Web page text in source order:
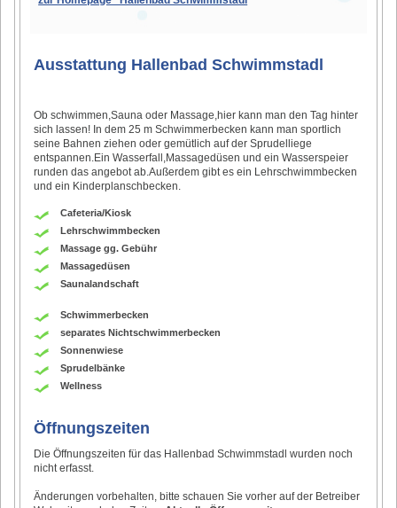
Ausstattung Hallenbad Schwimmstadl
Ob schwimmen,Sauna oder Massage,hier kann man den Tag hinter
sich lassen! In dem 25 m Schwimmerbecken kann man sportlich
seine Bahnen ziehen oder gemütlich auf der Sprudelliege
entspannen.Ein Wasserfall,Massagedüsen und ein Wasserspeier
runden das angebot ab.Außerdem gibt es ein Lehrschwimmbecken
und ein Kinderplanschbecken.
Cafeteria/Kiosk
Lehrschwimmbecken
Massage gg. Gebühr
Massagedüsen
Saunalandschaft
Schwimmerbecken
separates Nichtschwimmerbecken
Sonnenwiese
Sprudelbänke
Wellness
Öffnungszeiten
Die Öffnungszeiten für das Hallenbad Schwimmstadl wurden noch
nicht erfasst.
Änderungen vorbehalten, bitte schauen Sie vorher auf der Betreiber